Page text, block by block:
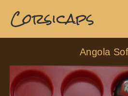
Corsicaps
Angola